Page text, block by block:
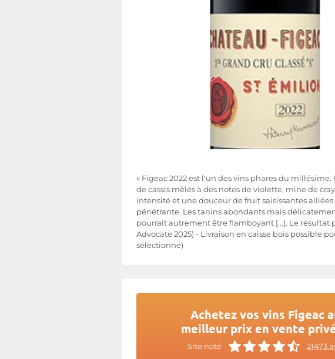
« Figeac 2022 est l'un des vins phares du
de cassis mêlés à des notes de violette, mine de
intensité et une douceur de fruit saisissantes
pénétrante. Les tanins abondants mais
pourrait autrement être flamboyant [...]. Le
Advocate 2025) - Livraison en caisse bois possible
sélectionné)
Achetez vos vins Figeac
meilleur prix en vente
Site noté 21473